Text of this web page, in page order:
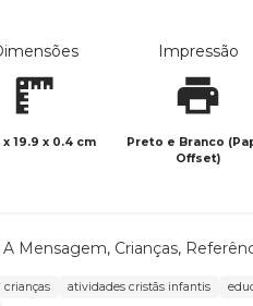
x 19.9 x 0.4 cm
Impressão
Preto e Branco
Offset)
A Mensagem, Crianças,
crianças atividades cristãs infantis